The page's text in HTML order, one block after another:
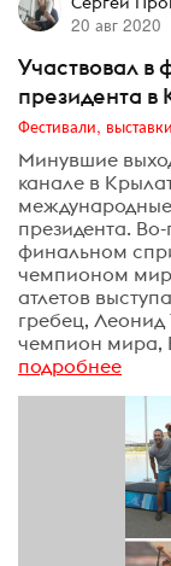
20 авг 2020
Участвовал в
президента в
Фестивали,
Минувшие
канале в
президента.
финальном
чемпионом
атлетов
гребец,
чемпион мира,
подробнее